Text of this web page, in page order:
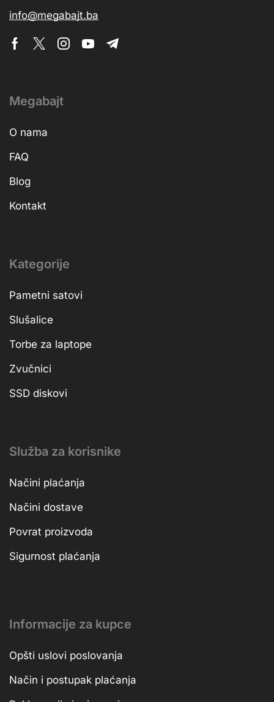
info@megabajt.ba
Megabajt
O nama
FAQ
Blog
Kontakt
Kategorije
Pametni satovi
Slušalice
Torbe za laptope
Zvučnici
SSD diskovi
Služba za korisnike
Načini plaćanja
Načini dostave
Povrat proizvoda
Sigurnost plaćanja
Informacije za kupce
Opšti uslovi poslovanja
Način i postupak plaćanja